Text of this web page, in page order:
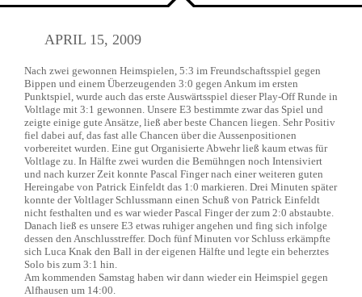
APRIL 15, 2009
Nach zwei gewonnen Heimspielen, 5:3 im Freundschaftsspiel gegen
Bippen und einem Überzeugenden 3:0 gegen Ankum im ersten
Punktspiel, wurde auch das erste Auswärtsspiel dieser Play-Off Runde in
Voltlage mit 3:1 gewonnen. Unsere E3 bestimmte zwar das Spiel und
zeigte einige gute Ansätze, ließ aber beste Chancen liegen. Sehr Positiv
fiel dabei auf, das fast alle Chancen über die Aussenpositionen
vorbereitet wurden. Eine gut Organisierte Abwehr ließ kaum etwas für
Voltlage zu. In Hälfte zwei wurden die Bemühngen noch Intensiviert
und nach kurzer Zeit konnte Pascal Finger nach einer weiteren guten
Hereingabe von Patrick Einfeldt das 1:0 markieren. Drei Minuten später
konnte der Voltlager Schlussmann einen Schuß von Patrick Einfeldt
nicht festhalten und es war wieder Pascal Finger der zum 2:0 abstaubte.
Danach ließ es unsere E3 etwas ruhiger angehen und fing sich infolge
dessen den Anschlusstreffer. Doch fünf Minuten vor Schluss erkämpfte
sich Luca Knak den Ball in der eigenen Hälfte und legte ein beherztes
Solo bis zum 3:1 hin.
Am kommenden Samstag haben wir dann wieder ein Heimspiel gegen
Alfhausen um 14:00.